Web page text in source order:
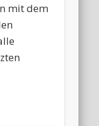
mit dem